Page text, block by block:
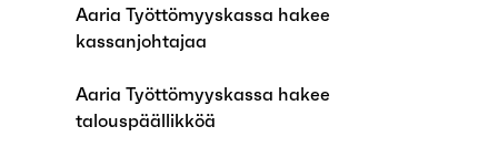
Aaria Työttömyyskassa hakee
kassanjohtajaa
Aaria Työttömyyskassa hakee
talouspäällikköä